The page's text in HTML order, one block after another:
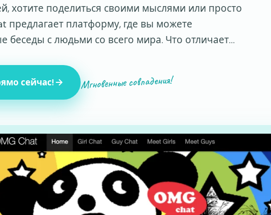
хотите поделиться своими мыслями или просто
предлагает платформу, где вы можете
беседы с людьми со всего мира. Что отличает…
сейчас! Мгновенные совпадения!